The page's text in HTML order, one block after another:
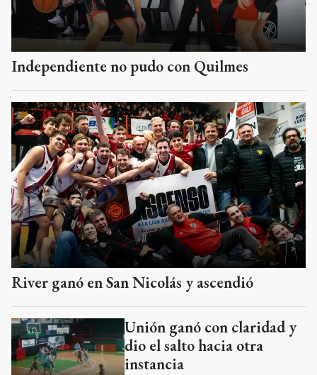
Independiente no pudo con Quilmes
River ganó en San Nicolás y ascendió
Unión ganó con claridad y
dio el salto hacia otra
instancia